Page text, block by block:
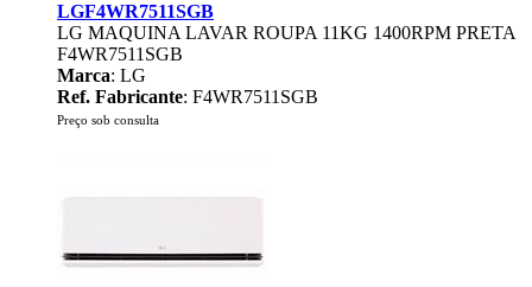
LGF4WR7511SGB
LG MAQUINA LAVAR ROUPA 11KG 1400RPM PRETA
F4WR7511SGB
Marca: LG
Ref. Fabricante: F4WR7511SGB
Preço sob consulta